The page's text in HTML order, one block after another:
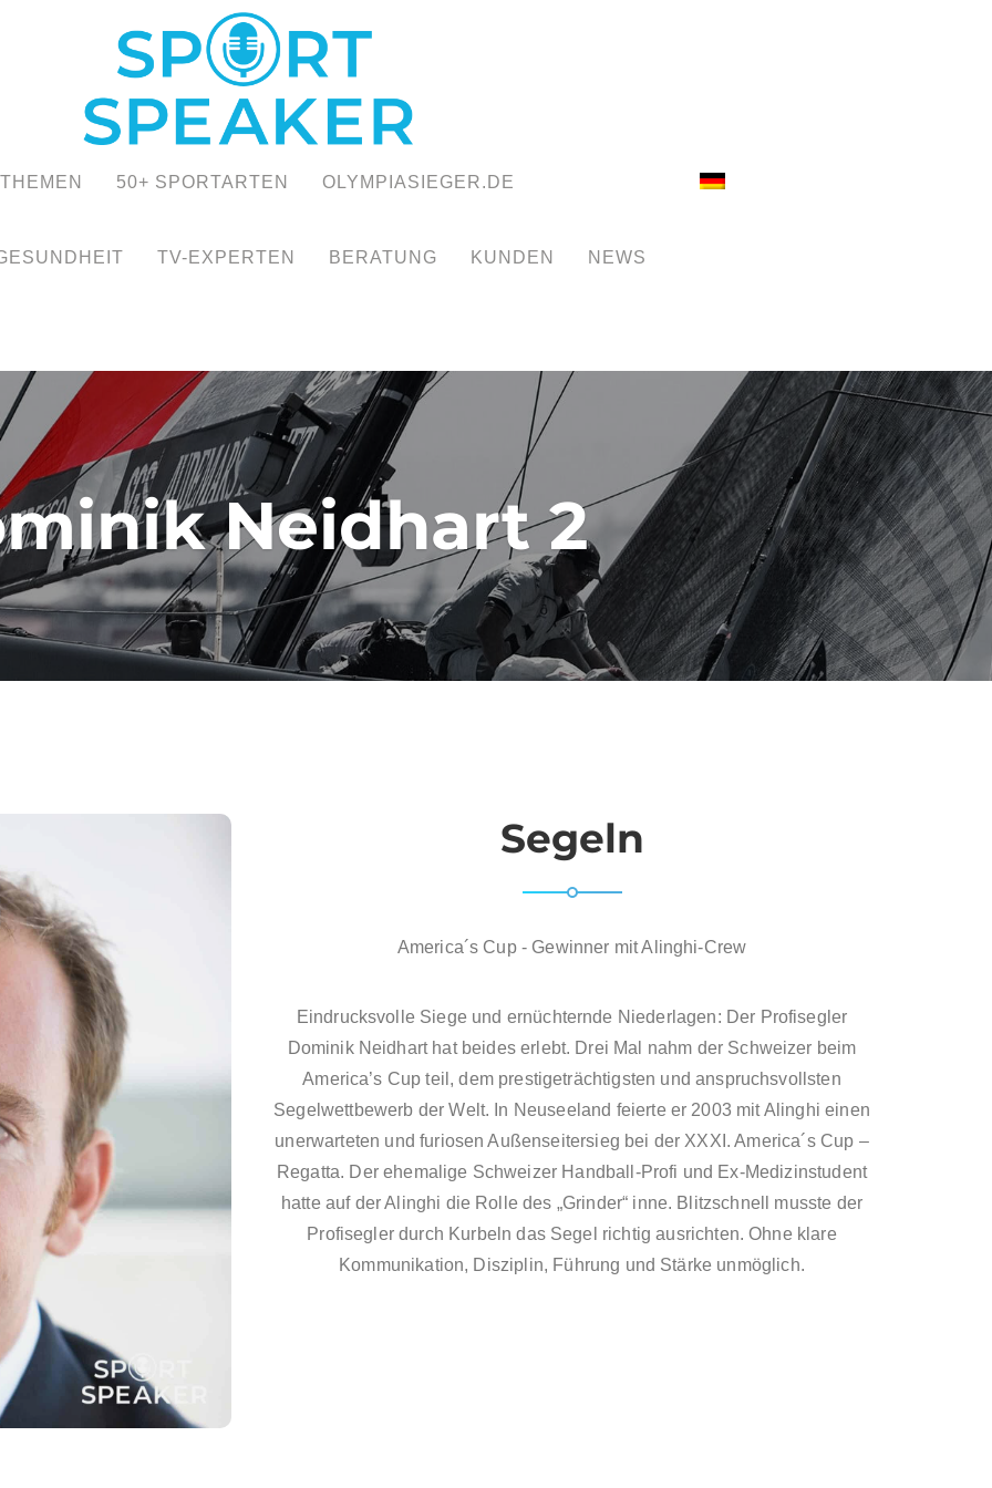
50+ SPORTARTEN OLYMPIASIEGER.DE
TV-EXPERTEN BERATUNG KUNDEN NEWS
Neidhart 2
Segeln
America´s Cup - Gewinner mit Alinghi-Crew
Eindrucksvolle Siege und ernüchternde Niederlagen: Der Profisegler
Dominik Neidhart hat beides erlebt. Drei Mal nahm der Schweizer beim
America’s Cup teil, dem prestigeträchtigsten und anspruchsvollsten
Segelwettbewerb der Welt. In Neuseeland feierte er 2003 mit Alinghi einen
unerwarteten und furiosen Außenseitersieg bei der XXXI. America´s Cup –
Regatta. Der ehemalige Schweizer Handball-Profi und Ex-Medizinstudent
hatte auf der Alinghi die Rolle des „Grinder“ inne. Blitzschnell musste der
Profisegler durch Kurbeln das Segel richtig ausrichten. Ohne klare
Kommunikation, Disziplin, Führung und Stärke unmöglich.